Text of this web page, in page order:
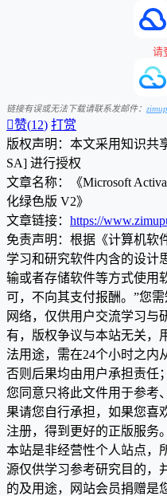
请
链接有误或无法下载请联系发邮件：
赞(12) 打赏
版权声明：本文采用知识共
SA] 进行授权
文章名称：《Microsoft
化绿色版 V2》
文章链接： https://
免责声明：根据《计算机软
学习和研究软件内含的设计
输或者存储软件等方式使用
可，不向其支付报酬。”您
网络，仅供用户交流学习与
有，版权争议与本站无关，
法用途，需在24个小时之内
否则后果均由用户承担责任
您同意只将此文件用于参考
果请您自行承担，如果您喜
注册，得到更好的正版服务。
本站是非经营性个人站点，
源仅供学习参考研究目的，
的及用途，网站会员捐赠是